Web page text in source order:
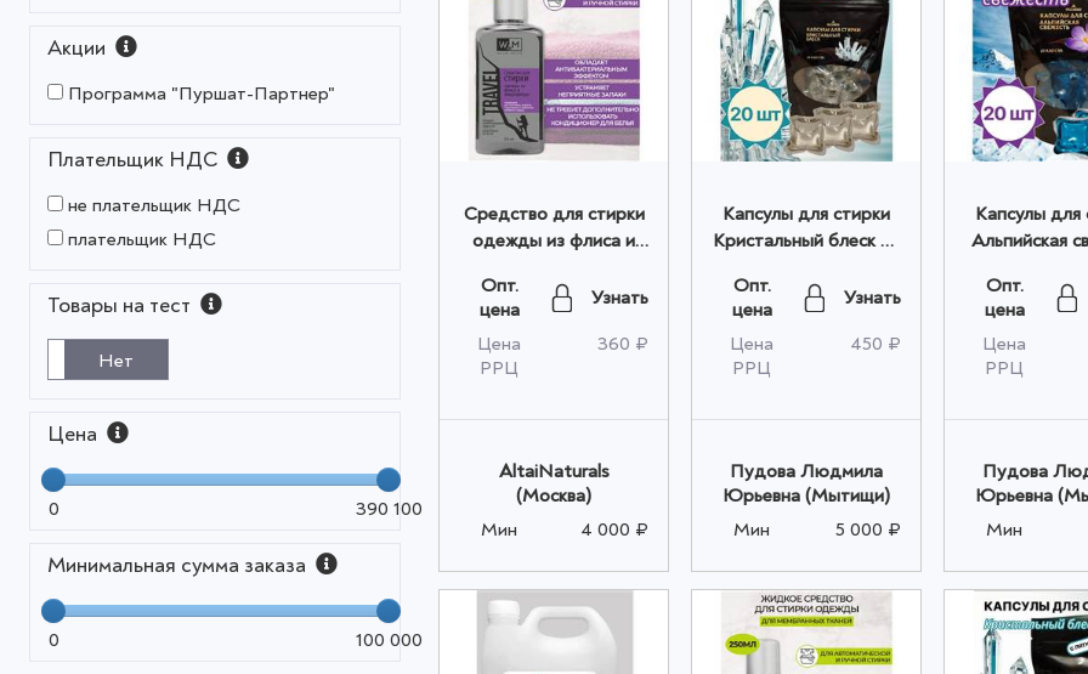
Акции
Программа "Пуршат-Партнер"
Плательщик НДС
не плательщик НДС
плательщик НДС
Товары на тест
Нет
Цена
0 390 100
Минимальная сумма заказа
0 100 000
Средство для стирки
одежды из флиса и
оптом
Опт.
цена
Узнать
Цена
РРЦ
360 ₽
AltaiNaturals
(Москва)
Мин
4 000 ₽
Капсулы для стирки
Кристальный блеск 20
Опт.
цена
Узнать
Цена
РРЦ
450 ₽
Пудова Людмила
Юрьевна (Мытищи)
Мин
5 000 ₽
Капсулы для
Альпийская
Опт.
цена
Цена
РРЦ
Пудова
Юрьевна
Мин